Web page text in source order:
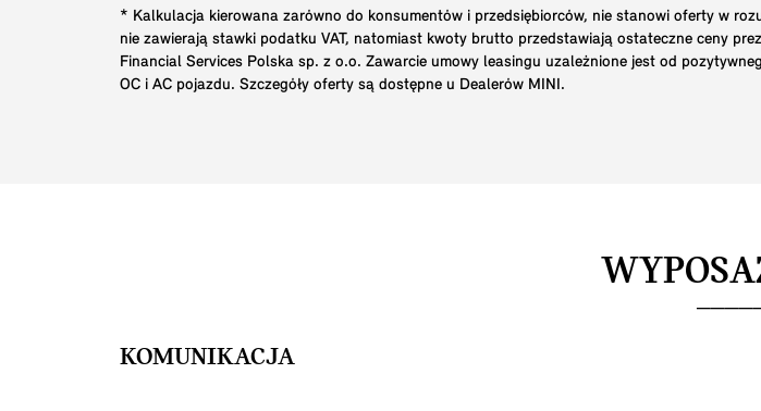
* Kalkulacja kierowana zarówno do konsumentów i przedsiębiorców, nie stanowi oferty w
nie zawierają stawki podatku VAT, natomiast kwoty brutto przedstawiają ostateczne ceny
Financial Services Polska sp. z o.o. Zawarcie umowy leasingu uzależnione jest od
OC i AC pojazdu. Szczegóły oferty są dostępne u Dealerów MINI.
KOMUNIKACJA